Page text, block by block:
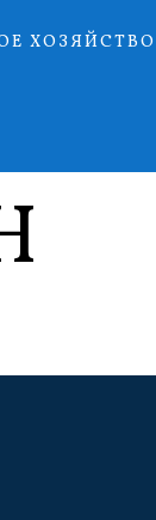
ХОЗЯЙСТВО